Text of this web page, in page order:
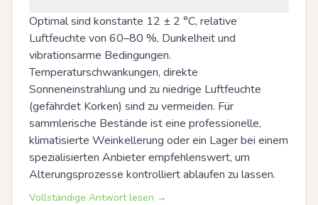
Optimal sind konstante 12 ± 2 °C, relative
Luftfeuchte von 60–80 %, Dunkelheit und
vibrationsarme Bedingungen.
Temperaturschwankungen, direkte
Sonneneinstrahlung und zu niedrige Luftfeuchte
(gefährdet Korken) sind zu vermeiden. Für
sammlerische Bestände ist eine professionelle,
klimatisierte Weinkellerung oder ein Lager bei einem
spezialisierten Anbieter empfehlenswert, um
Alterungsprozesse kontrolliert ablaufen zu lassen.
Vollständige Antwort lesen →